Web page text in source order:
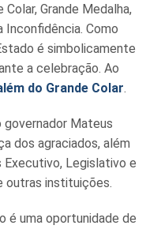
Grande Medalha,
Inconfidência. Como
é simbolicamente
a celebração. Ao
do Grande Colar.
Mateus
dos agraciados, além
Legislativo e
outras instituições.
é uma oportunidade de